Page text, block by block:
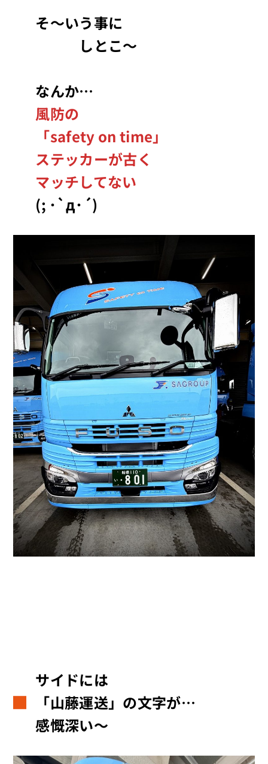
そ～いう事に
しとこ～
なんか…
風防の
「safety on time」
ステッカーが古く
マッチしてない
(; ･`д･´)
サイドには
「山藤運送」の文字が…
感慨深い～